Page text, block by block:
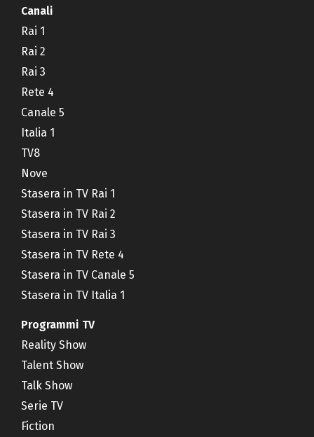
Canali
Rai 1
Rai 2
Rai 3
Rete 4
Canale 5
Italia 1
TV8
Nove
Stasera in TV Rai 1
Stasera in TV Rai 2
Stasera in TV Rai 3
Stasera in TV Rete 4
Stasera in TV Canale 5
Stasera in TV Italia 1
Programmi TV
Reality Show
Talent Show
Talk Show
Serie TV
Fiction